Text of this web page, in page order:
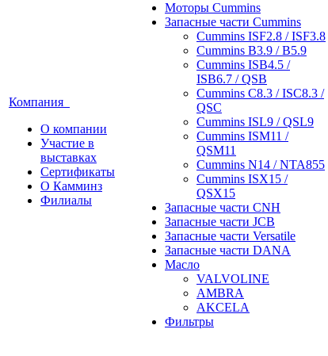
Компания
О компании
Участие в
выставках
Сертификаты
О Камминз
Филиалы
Моторы Cummins
Запасные части Cummins
Cummins ISF2.8 / ISF3.8
Cummins B3.9 / B5.9
Cummins ISB4.5 /
ISB6.7 / QSB
Cummins C8.3 / ISC8.3 /
QSC
Cummins ISL9 / QSL9
Cummins ISM11 /
QSM11
Cummins N14 / NTA855
Cummins ISX15 /
QSX15
Запасные части CNH
Запасные части JCB
Запасные части Versatile
Запасные части DANA
Масло
VALVOLINE
AMBRA
AKCELA
Фильтры